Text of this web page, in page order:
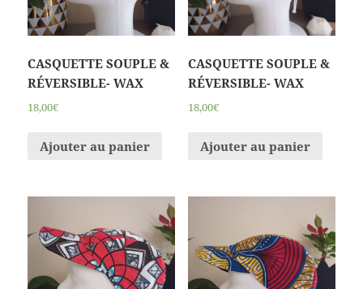
CASQUETTE SOUPLE &
RÉVERSIBLE- WAX
18,00€
Ajouter au panier
CASQUETTE SOUPLE &
RÉVERSIBLE- WAX
18,00€
Ajouter au panier